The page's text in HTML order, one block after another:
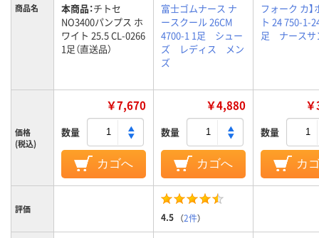
商品名 本商品：チトセ
NO3400パンプス ホ
ワイト 25.5 CL-0266
1足（直送品）
富士ゴムナース ナ
ースクール 26CM
4700-1 1足 シュー
ズ レディス メン
ズ
フォーク カ】
ト 24 750-1-
足 ナースサ
価格
(税込)
￥7,670
数量
カゴへ
￥4,880
数量
カゴへ
数量
カ
評価
4.5 （2件）